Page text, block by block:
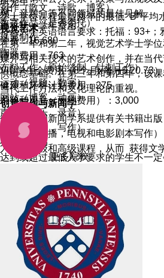
频，音频）等不同领域的最佳见解。
视觉艺术
在第一年和第二年，视觉艺术学士学
媒介与相关技术的艺术创作，并在当
供概念基础。在第三年和第四年，该
当代工作方法和文化理论的重视。
创意写作与新闻学
创意写作和新闻学系提供有关书籍出
剧创作和广播，电视和电影剧本写作
入门，中级和高级课程，从而 获得文
写作（散文，诗歌，博客）
数字作品（是否委托）
珠宝制作
陶器
布料工作（原始缝制，针刺工作）
运动（视频，数字）
网站（博客，动画）
声音（音乐，录音）
期刊（素描，写作）
处理素描书
达到或超过最低入学要求的学生不一定
学士学位课程最后两年的最低“ B”平均
符合大学英语语言要求：托福：93+；
XF
本科第一学年费用：
学费：16,680
辅助费用：763
VIU学生会费用（8个月x每月$ 20.73
健康和牙科计划费用：275
书籍和用品（大约费用）：3,000
更多院校